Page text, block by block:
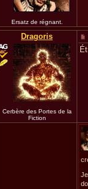
Ersatz de régnant.
Dragoris
Cerbère des Portes de la
Fiction